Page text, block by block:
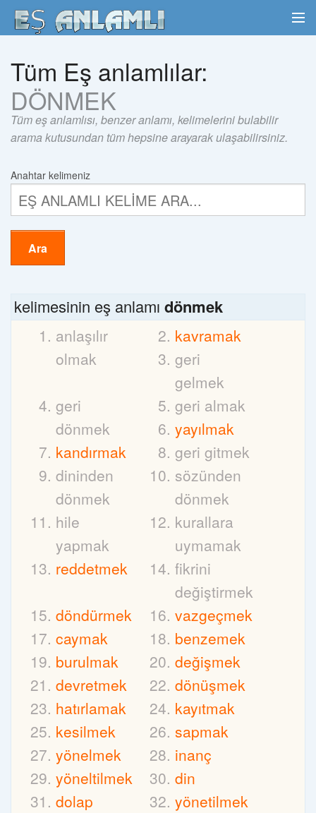
Tüm Eş anlamlılar:
DÖNMEK
Tüm eş anlamlısı, benzer anlamı, kelimelerini bulabilir
arama kutusundan tüm hepsine arayarak ulaşabilirsiniz.
Anahtar kelimeniz
Ara
kelimesinin eş anlamı dönmek
anlaşılır
olmak
kavramak
geri
gelmek
geri
dönmek
geri almak
yayılmak
kandırmak
geri gitmek
dininden
dönmek
sözünden
dönmek
hile
yapmak
kurallara
uymamak
reddetmek
fikrini
değiştirmek
döndürmek
vazgeçmek
caymak
benzemek
burulmak
değişmek
devretmek
dönüşmek
hatırlamak
kayıtmak
kesilmek
sapmak
yönelmek
inanç
yöneltilmek
din
dolap
yönetilmek